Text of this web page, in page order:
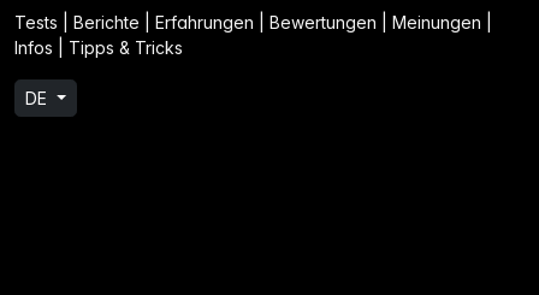
Tests | Berichte | Erfahrungen | Bewertungen | Meinungen |
Infos | Tipps & Tricks
DE